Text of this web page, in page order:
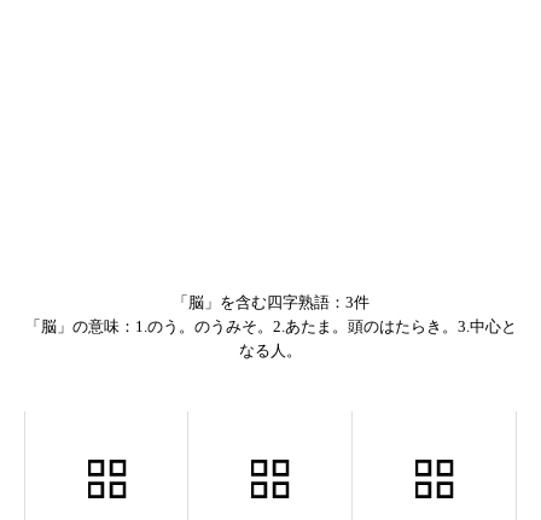
「脳」を含む四字熟語：3件
「脳」の意味：1.のう。のうみそ。2.あたま。頭のはたらき。3.中心と
なる人。